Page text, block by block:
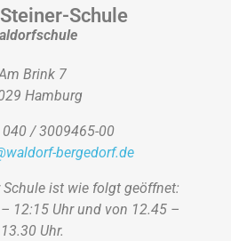
Schule
Brink 7
Hamburg
040 / 3009465-00
bergedorf.de
Schule ist wie folgt geöffnet:
12:15 Uhr und von 12.45 –
13.30 Uhr.